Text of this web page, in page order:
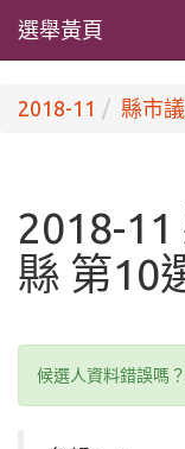
選舉黃頁
2018-11 縣市
2018-11
縣 第10
候選人資料錯誤嗎